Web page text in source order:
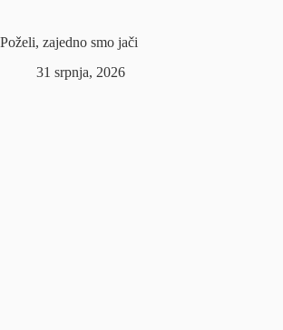
Poželi, zajedno smo jači
31 srpnja, 2026